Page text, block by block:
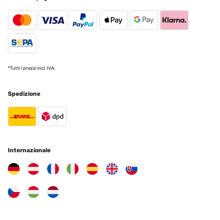
Utente Amazon
Tradurre
Utente Amazon
Tradurre
Amazon-gebruiker
*Tutti i prezzi incl. IVA.
Spedizione
Internazionale